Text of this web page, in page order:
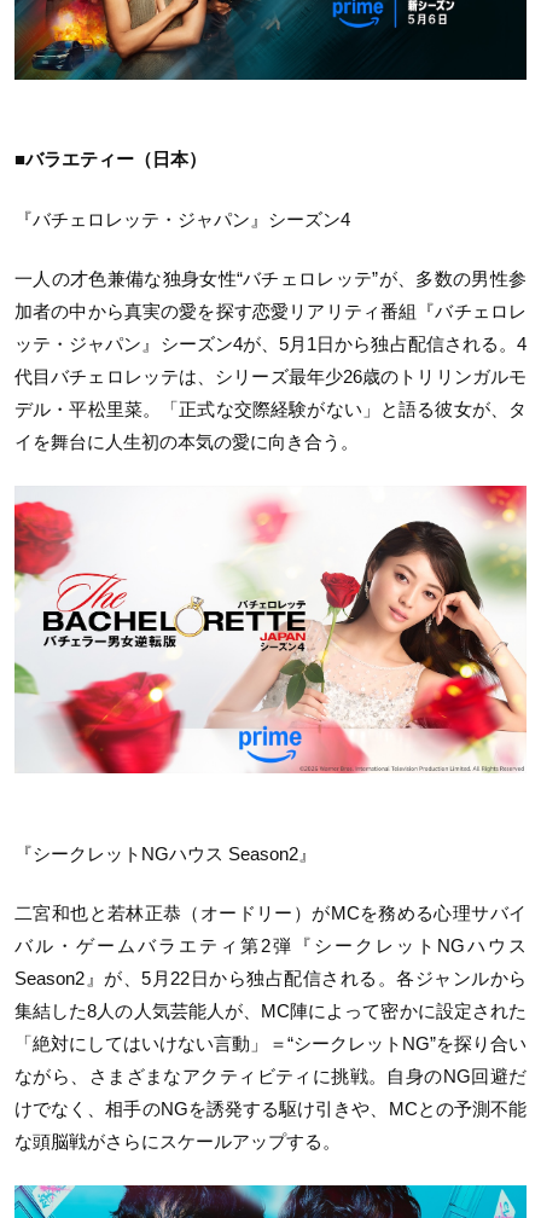
■バラエティー（日本）
『バチェロレッテ・ジャパン』シーズン4
一人の才色兼備な独身女性“バチェロレッテ”が、多数の男性参
加者の中から真実の愛を探す恋愛リアリティ番組『バチェロレ
ッテ・ジャパン』シーズン4が、5月1日から独占配信される。4
代目バチェロレッテは、シリーズ最年少26歳のトリリンガルモ
デル・平松里菜。「正式な交際経験がない」と語る彼女が、タ
イを舞台に人生初の本気の愛に向き合う。
『シークレットNGハウス Season2』
二宮和也と若林正恭（オードリー）がMCを務める心理サバイ
バル・ゲームバラエティ第2弾『シークレットNGハウス
Season2』が、5月22日から独占配信される。各ジャンルから
集結した8人の人気芸能人が、MC陣によって密かに設定された
「絶対にしてはいけない言動」＝“シークレットNG”を探り合い
ながら、さまざまなアクティビティに挑戦。自身のNG回避だ
けでなく、相手のNGを誘発する駆け引きや、MCとの予測不能
な頭脳戦がさらにスケールアップする。